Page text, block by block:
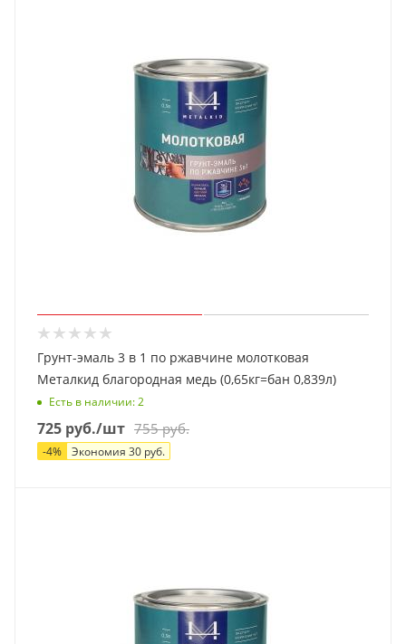
Грунт-эмаль 3 в 1 по ржавчине молотковая
Металкид благородная медь (0,65кг=бан 0,839л)
Есть в наличии: 2
725 руб./шт 755руб.
-4% Экономия 30 руб.